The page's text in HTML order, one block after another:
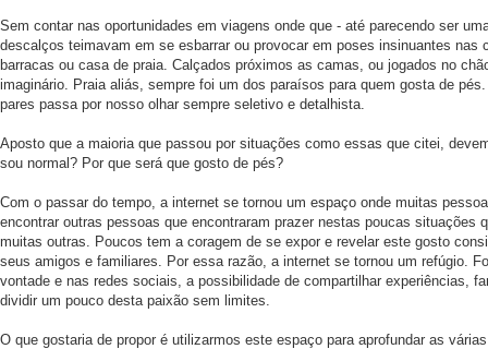
Sem contar nas oportunidades em viagens onde que - até parecendo ser
descalços teimavam em se esbarrar ou provocar em poses insinuantes nas
barracas ou casa de praia. Calçados próximos as camas, ou jogados no
imaginário. Praia aliás, sempre foi um dos paraísos para quem gosta de
pares passa por nosso olhar sempre seletivo e detalhista.
Aposto que a maioria que passou por situações como essas que citei,
sou normal? Por que será que gosto de pés?
Com o passar do tempo, a internet se tornou um espaço onde muitas
encontrar outras pessoas que encontraram prazer nestas poucas situações
muitas outras. Poucos tem a coragem de se expor e revelar este gosto
seus amigos e familiares. Por essa razão, a internet se tornou um refúgio.
vontade e nas redes sociais, a possibilidade de compartilhar experiências,
dividir um pouco desta paixão sem limites.
O que gostaria de propor é utilizarmos este espaço para aprofundar as